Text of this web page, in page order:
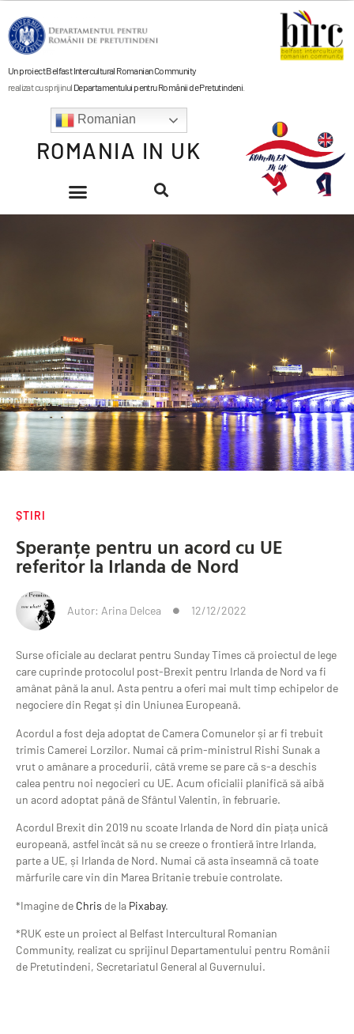
Romanian
ROMANIA IN UK
Un proiect Belfast Intercultural Romanian Community
realizat cu sprijinul Departamentului pentru Românii de Pretutindeni
ȘTIRI
Speranțe pentru un acord cu UE
referitor la Irlanda de Nord
Autor: Arina Delcea 12/12/2022
Surse oficiale au declarat pentru Sunday Times că proiectul de lege
care cuprinde protocolul post-Brexit pentru Irlanda de Nord va fi
amânat până la anul. Asta pentru a oferi mai mult timp echipelor de
negociere din Regat și din Uniunea Europeană.
Acordul a fost deja adoptat de Camera Comunelor și ar fi trebuit
trimis Camerei Lorzilor. Numai că prim-ministrul Rishi Sunak a
vrut o amânare a procedurii, câtă vreme se pare că s-a deschis
calea pentru noi negocieri cu UE. Acum oficialii planifică să aibă
un acord adoptat până de Sfântul Valentin, în februarie.
Acordul Brexit din 2019 nu scoate Irlanda de Nord din piața unică
europeană, astfel încât să nu se creeze o frontieră între Irlanda,
parte a UE, și Irlanda de Nord. Numai că asta înseamnă că toate
mărfurile care vin din Marea Britanie trebuie controlate.
*Imagine de Chris de la Pixabay.
*RUK este un proiect al Belfast Intercultural Romanian
Community, realizat cu sprijinul Departamentului pentru Românii
de Pretutindeni, Secretariatul General al Guvernului.